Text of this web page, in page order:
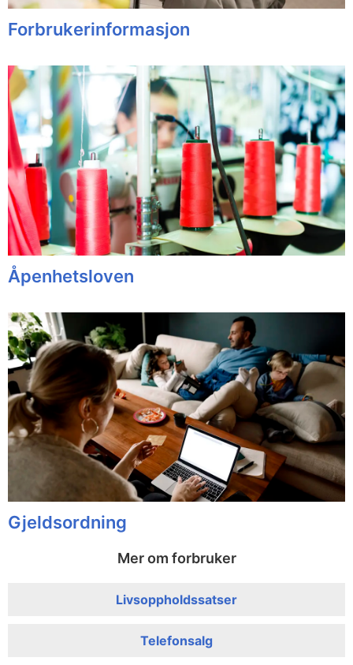
Forbrukerinformasjon
Åpenhetsloven
Gjeldsordning
Mer om forbruker
Livsoppholdssatser
Telefonsalg